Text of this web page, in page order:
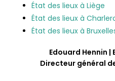
État des lieux à Liège
État des lieux à
État des lieux à
Edouard Hennin
Directeur général